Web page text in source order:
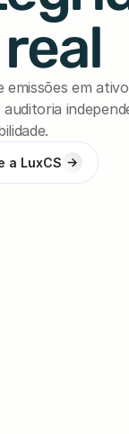
em
a LuxCS